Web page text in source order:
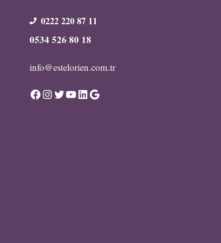
0222 220 87 11
0534 526 80 18
info@estelorien.com.tr
Facebook
Instagram
Twitter
YouTube
LinkedIn
Google